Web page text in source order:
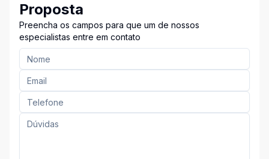
Proposta
Preencha os campos para que um de nossos
especialistas entre em contato